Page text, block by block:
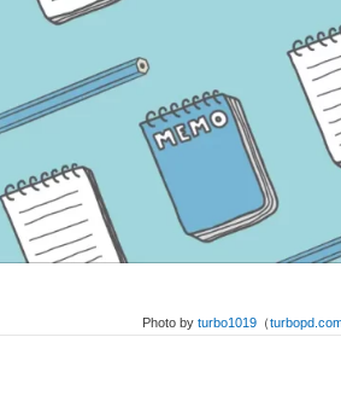
Photo by turbo1019 （